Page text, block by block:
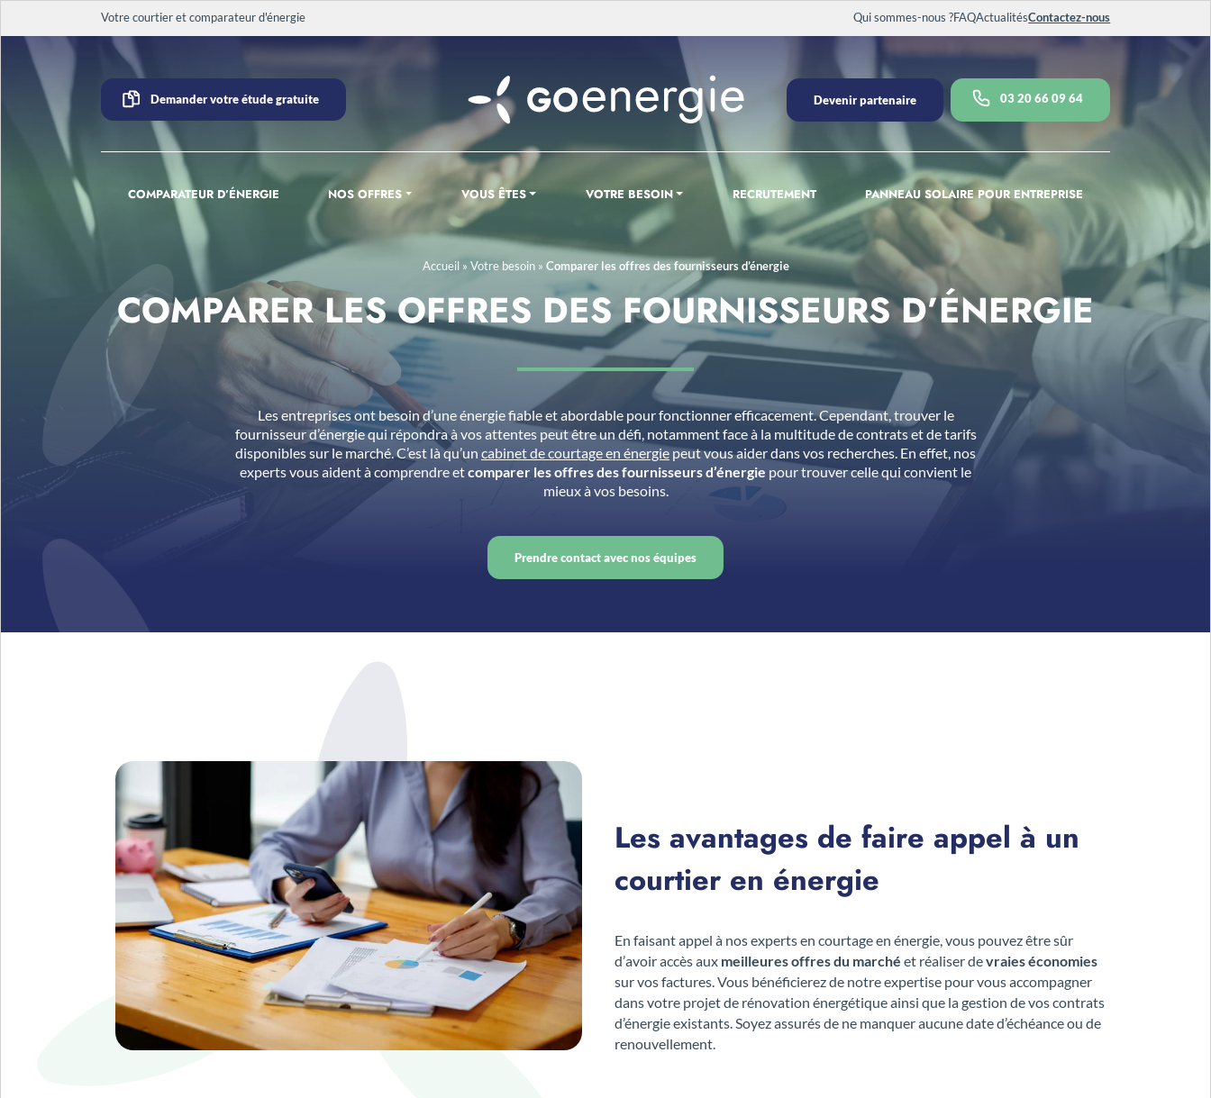
Votre courtier et comparateur d'énergie Qui sommes-nous ?FAQActualitésContactez-nous
Demander votre étude gratuite Devenir partenaire 03 20 66 09 64
COMPARATEUR D’ÉNERGIE NOS OFFRES VOUS ÊTES VOTRE BESOIN RECRUTEMENT PANNEAU SOLAIRE POUR ENTREPRISE
Accueil» Votre besoin» Comparer les offres des fournisseurs d’énergie
COMPARER LES OFFRES DES FOURNISSEURS D’ÉNERGIE
Les entreprises ont besoin d’une énergie fiable et abordable pour fonctionner efficacement. Cependant, trouver le
fournisseur d’énergie qui répondra à vos attentes peut être un défi, notamment face à la multitude de contrats et de tarifs
disponibles sur le marché. C’est là qu’un cabinet de courtage en énergie peut vous aider dans vos recherches. En effet, nos
experts vous aident à comprendre etcomparer les offres des fournisseurs d’énergie pour trouver celle qui convient le
mieux à vos besoins.
Prendre contact avec nos équipes
Les avantages de faire appel à un
courtier en énergie
En faisant appel à nos experts en courtage en énergie, vous pouvez être sûr
d’avoir accès aux meilleures offres du marché et réaliser devraies économies
sur vos factures. Vous bénéficierez de notre expertise pour vous accompagner
dans votre projet de rénovation énergétique ainsi que la gestion de vos contrats
d’énergie existants. Soyez assurés de ne manquer aucune date d’échéance ou de
renouvellement.